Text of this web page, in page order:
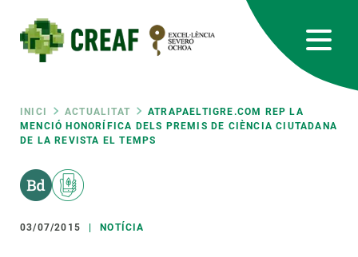
contingut
Fil
d'ariadna
INICI ACTUALITAT
ATRAPAELTIGRE.COM REP LA
MENCIÓ HONORÍFICA DELS PREMIS DE CIÈNCIA CIUTADANA
DE LA REVISTA EL TEMPS
03/07/2015 NOTÍCIA
RRSS
Featured
responsive